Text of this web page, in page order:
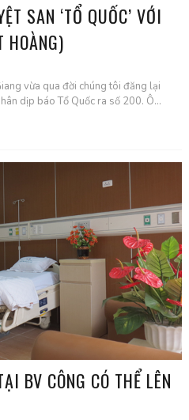
SAN ‘TỔ QUỐC’ VỚI
vừa qua đời chúng tôi đăng lại
dịp báo Tổ Quốc ra số 200. Ô...
BV CÔNG CÓ THỂ LÊN